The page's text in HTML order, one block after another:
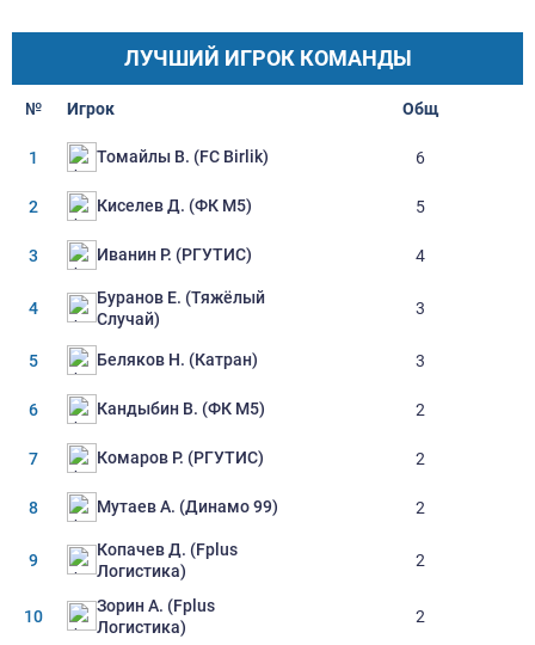
ЛУЧШИЙ ИГРОК КОМАНДЫ
№ Игрок Oбщ
1 Томайлы В. (FC Birlik) 6
2 Киселев Д. (ФК М5) 5
3 Иванин Р. (РГУТИС) 4
4
Буранов Е. (Тяжёлый
Случай)
3
5 Беляков Н. (Катран) 3
6 Кандыбин В. (ФК М5) 2
7 Комаров Р. (РГУТИС) 2
8 Мутаев А. (Динамо 99) 2
9
Копачев Д. (Fplus
Логистика)
2
10
Зорин А. (Fplus
Логистика)
2